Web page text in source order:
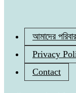
আমাদের পরিবার
Privacy
Contact